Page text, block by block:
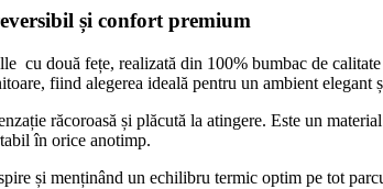
și confort premium
două fețe, realizată din 100% bumbac de
fiind alegerea ideală pentru un ambient elegant
răcoroasă și plăcută la atingere. Este un
în orice anotimp.
și menținând un echilibru termic optim pe tot